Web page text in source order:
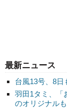
最新ニュース
台風13号、8
羽田1タミ、
のオリジナルも